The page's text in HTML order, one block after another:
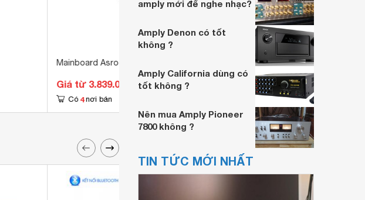
Mainboard Asrock Z490 Pro 4
Giá từ 3.839.000 đ
Có 4 nơi bán
Amply phân tần Bosa USB-
270W
Giá từ 4.150.000 đ
amply mới để nghe nhạc?
Amply Denon có tốt
không ?
Amply California dùng có
tốt không ?
Nên mua Amply Pioneer
7800 không ?
TIN TỨC MỚI NHẤT